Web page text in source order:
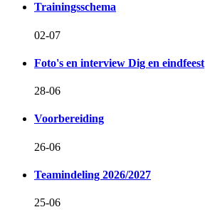
Trainingsschema
02-07
Foto's en interview Dig en eindfeest
28-06
Voorbereiding
26-06
Teamindeling 2026/2027
25-06